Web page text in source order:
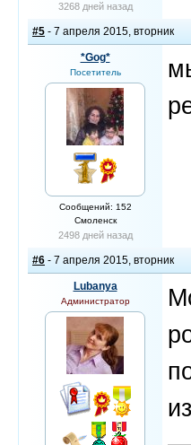
3268 дней назад
#5 - 7 апреля 2015, вторник
*Gog*
Посетитель
Сообщений: 152
Смоленск
2498 дней назад
#6 - 7 апреля 2015, вторник
Lubanya
Администратор